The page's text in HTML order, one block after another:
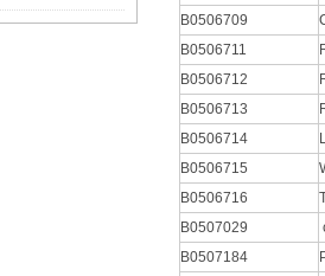
B0506709
B0506711
B0506712
B0506713
B0506714
B0506715
B0506716
B0507029
B0507184